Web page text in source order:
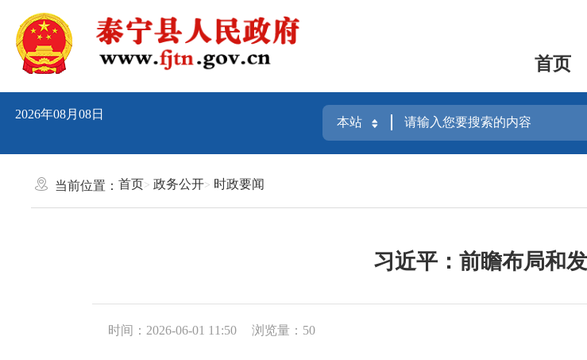
首页
2026年08月08日
当前位置：首页 政务公开 时政要闻
习近平：前瞻布局和
时间：2026-06-01 11:50 浏览量：50